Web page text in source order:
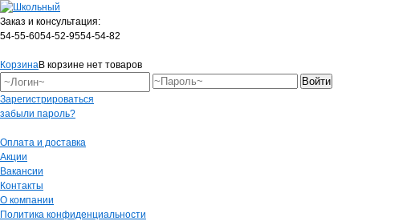
Заказ и консультация:
54-55-6054-52-9554-54-82
КорзинаВ корзине нет товаров
Зарегистрироваться
забыли пароль?
Оплата и доставка
Акции
Вакансии
Контакты
О компании
Политика конфиденциальности